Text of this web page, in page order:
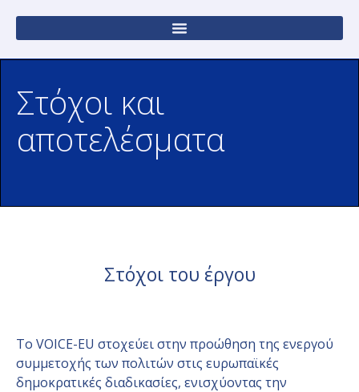
Στόχοι και
αποτελέσματα
Στόχοι του έργου
Το VOICE-EU στοχεύει στην προώθηση της ενεργού
συμμετοχής των πολιτών στις ευρωπαϊκές
δημοκρατικές διαδικασίες, ενισχύοντας την